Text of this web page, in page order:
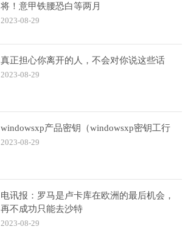
将！意甲铁腰恐白等两月
2023-08-29
真正担心你离开的人，不会对你说这些话
2023-08-29
windowsxp产品密钥（windowsxp密钥工行
2023-08-29
电讯报：罗马是卢卡库在欧洲的最后机会，
再不成功只能去沙特
2023-08-29